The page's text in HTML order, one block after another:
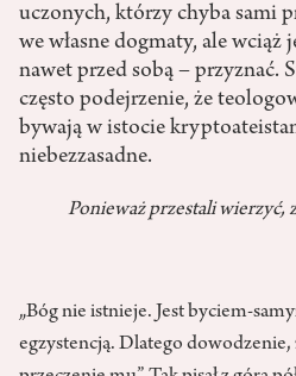
uczonych, którzy chyba sami
we własne dogmaty, ale wciąż
nawet przed sobą – przyznać.
często podejrzenie, że
bywają w istocie
niebezzasadne.
Ponieważ przestali wierzyć,
„Bóg nie istnieje. Jest byciem-
egzystencją. Dlatego dowodzenie,